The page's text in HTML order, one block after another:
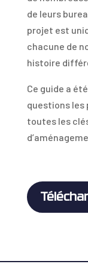
de leurs
projet est
chacune de
histoire
Ce guide a
questions les
toutes les